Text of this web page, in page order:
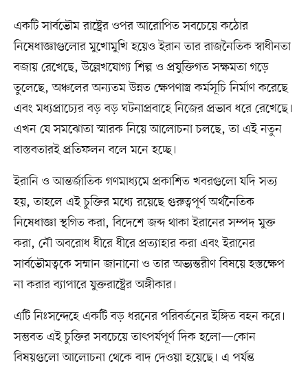
একটি সার্বভৌম রাষ্ট্রের ওপর আরোপিত সবচেয়ে কঠোর
নিষেধাজ্ঞাগুলোর মুখোমুখি হয়েও ইরান তার রাজনৈতিক স্বাধীনতা
বজায় রেখেছে, উল্লেখযোগ্য শিল্প ও প্রযুক্তিগত সক্ষমতা গড়ে
তুলেছে, অঞ্চলের অন্যতম উন্নত ক্ষেপণাস্ত্র কর্মসূচি নির্মাণ করেছে
এবং মধ্যপ্রাচ্যের বড় বড় ঘটনাপ্রবাহে নিজের প্রভাব ধরে রেখেছে।
এখন যে সমঝোতা স্মারক নিয়ে আলোচনা চলছে, তা এই নতুন
বাস্তবতারই প্রতিফলন বলে মনে হচ্ছে।
ইরানি ও আন্তর্জাতিক গণমাধ্যমে প্রকাশিত খবরগুলো যদি সত্য
হয়, তাহলে এই চুক্তির মধ্যে রয়েছে গুরুত্বপূর্ণ অর্থনৈতিক
নিষেধাজ্ঞা স্থগিত করা, বিদেশে জব্দ থাকা ইরানের সম্পদ মুক্ত
করা, নৌ অবরোধ ধীরে ধীরে প্রত্যাহার করা এবং ইরানের
সার্বভৌমত্বকে সম্মান জানানো ও তার অভ্যন্তরীণ বিষয়ে হস্তক্ষেপ
না করার ব্যাপারে যুক্তরাষ্ট্রের অঙ্গীকার।
এটি নিঃসন্দেহে একটি বড় ধরনের পরিবর্তনের ইঙ্গিত বহন করে।
সম্ভবত এই চুক্তির সবচেয়ে তাৎপর্যপূর্ণ দিক হলো—কোন
বিষয়গুলো আলোচনা থেকে বাদ দেওয়া হয়েছে। এ পর্যন্ত